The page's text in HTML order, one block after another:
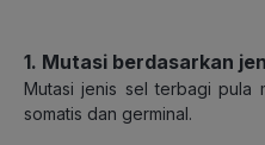
1. Mutasi berdasarkan
Mutasi jenis sel terbagi pula
somatis dan germinal.